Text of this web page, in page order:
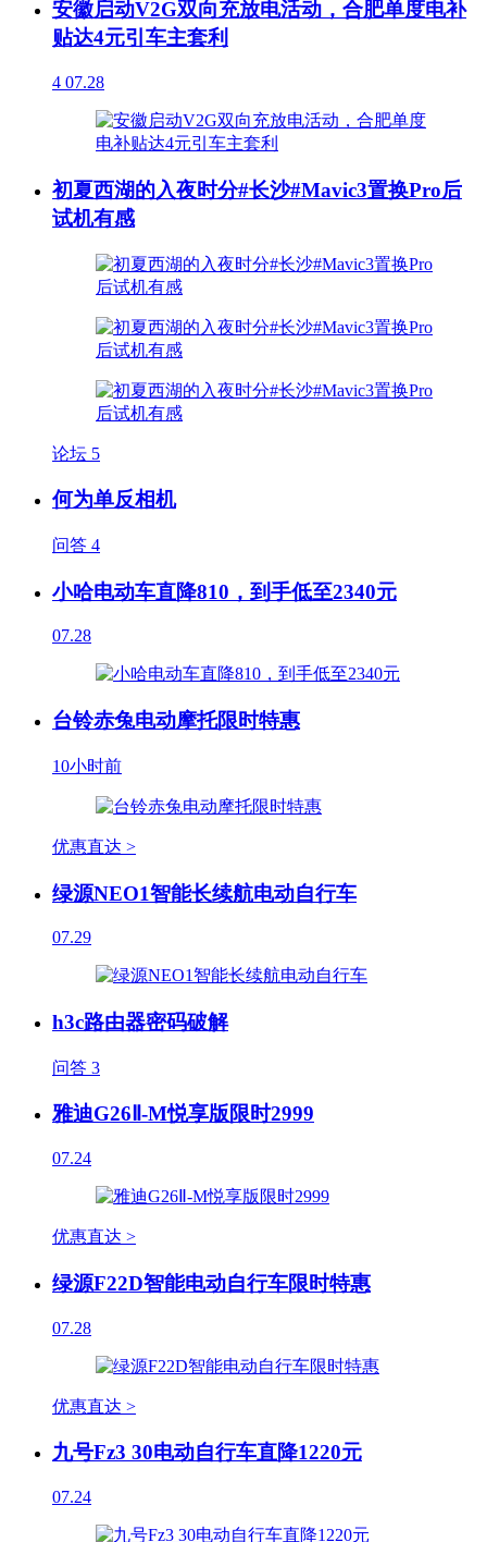
安徽启动V2G双向充放电活动，合肥单度电补
贴达4元引车主套利
4 07.28
初夏西湖的入夜时分#长沙#Mavic3置换Pro后
试机有感
论坛 5
何为单反相机
问答 4
小哈电动车直降810，到手低至2340元
07.28
台铃赤兔电动摩托限时特惠
10小时前
优惠直达 >
绿源NEO1智能长续航电动自行车
07.29
h3c路由器密码破解
问答 3
雅迪G26Ⅱ-M悦享版限时2999
07.24
优惠直达 >
绿源F22D智能电动自行车限时特惠
07.28
优惠直达 >
九号Fz3 30电动自行车直降1220元
07.24